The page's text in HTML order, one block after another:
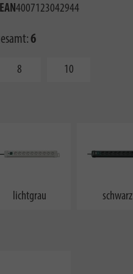
EAN4007123042944
6
8 10
lichtgrau schwarz